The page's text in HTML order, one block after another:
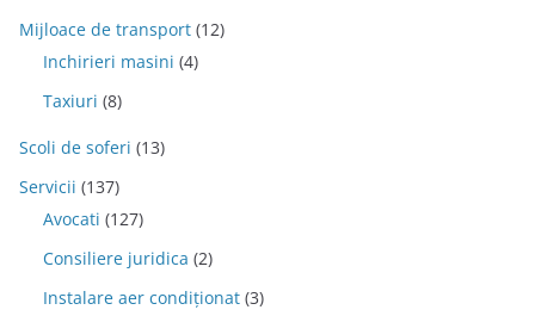
Mijloace de transport (12)
Inchirieri masini (4)
Taxiuri (8)
Scoli de soferi (13)
Servicii (137)
Avocati (127)
Consiliere juridica (2)
Instalare aer condiționat (3)